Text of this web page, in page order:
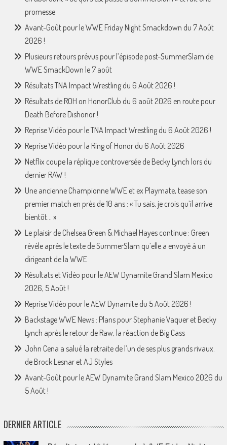
promesse
Avant-Goût pour le WWE Friday Night Smackdown du 7 Août
2026 !
Plusieurs retours prévus pour l’épisode post-SummerSlam de
WWE SmackDown le 7 août
Résultats TNA Impact Wrestling du 6 Août 2026 !
Résultats de ROH on HonorClub du 6 août 2026 en route pour
Death Before Dishonor !
Reprise Vidéo pour le TNA Impact Wrestling du 6 Août 2026 !
Reprise Vidéo pour la Ring of Honor du 6 Août 2026
Netflix coupe la réplique controversée de Becky Lynch lors du
dernier RAW !
Une ancienne Championne WWE et ex Playmate, tease son
premier match en près de 10 ans : « Tu sais, je crois qu’il arrive
bientôt… »
Le plaisir de Chelsea Green & Michael Hayes continue : Green
révèle après le texte de SummerSlam qu’elle a envoyé à un
dirigeant de la WWE
Résultats et Vidéo pour le AEW Dynamite Grand Slam Mexico
2026, 5 Août !
Reprise Vidéo pour le AEW Dynamite du 5 Août 2026 !
Backstage WWE News : Plans pour Stephanie Vaquer et Becky
Lynch après le retour de Raw, la réaction de Big Cass
John Cena a salué la retraite de l’un de ses plus grands rivaux.
de Brock Lesnar et AJ Styles
Avant-Goût pour le AEW Dynamite Grand Slam Mexico 2026 du
5 Août !
DERNIER ARTICLE